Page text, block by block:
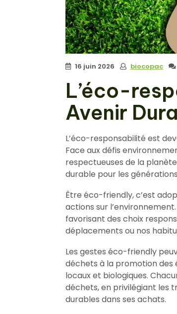
16 juin 2026 biocopac
L’éco-
Avenir
L’éco-responsabilité est
Face aux défis
respectueuses de la
durable pour les
Être éco-friendly, c’est
actions sur
favorisant des choix
déplacements ou nos
Les gestes éco-friendly
déchets à la promotion des
locaux et biologiques.
déchets, en privilégiant les
durables dans ses achats.